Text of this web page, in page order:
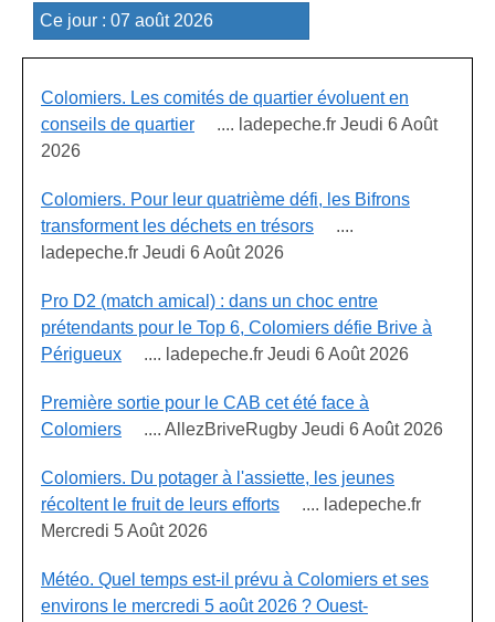
Colomiers. Les comités de quartier évoluent en
conseils de quartier .... ladepeche.fr Jeudi 6 Août
2026
Colomiers. Pour leur quatrième défi, les Bifrons
transforment les déchets en trésors ....
ladepeche.fr Jeudi 6 Août 2026
Pro D2 (match amical) : dans un choc entre
prétendants pour le Top 6, Colomiers défie Brive à
Périgueux .... ladepeche.fr Jeudi 6 Août 2026
Première sortie pour le CAB cet été face à
Colomiers .... AllezBriveRugby Jeudi 6 Août 2026
Colomiers. Du potager à l'assiette, les jeunes
récoltent le fruit de leurs efforts .... ladepeche.fr
Mercredi 5 Août 2026
Météo. Quel temps est-il prévu à Colomiers et ses
environs le mercredi 5 août 2026 ? Ouest-